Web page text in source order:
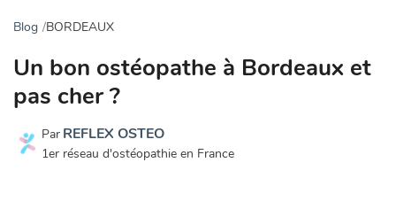
Blog BORDEAUX
Un bon ostéopathe à Bordeaux et
pas cher ?
Par REFLEX OSTEO
1er réseau d'ostéopathie en France